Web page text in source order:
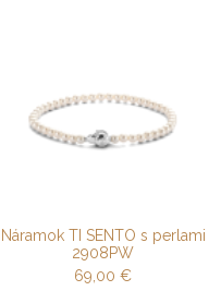
Náramok TI SENTO s perlami
2908PW
69,00€